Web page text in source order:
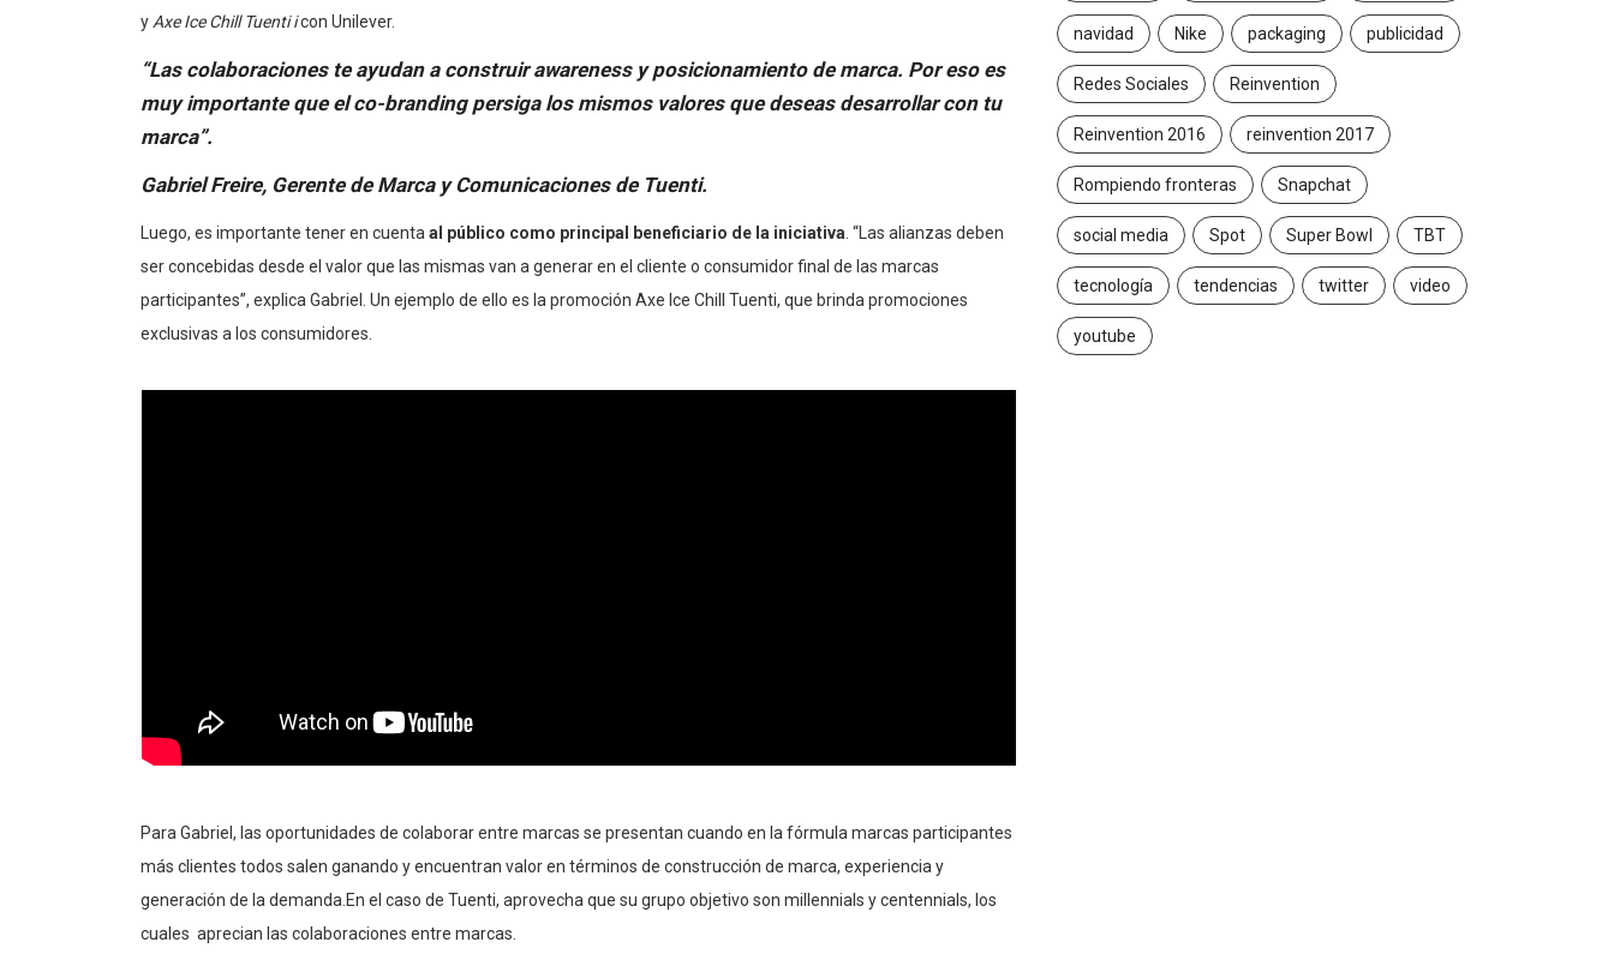
yAxe Ice Chill Tuentiicon Unilever.
“Las colaboraciones te ayudan a construir awareness y posicionamiento de marca. Por eso es
muy importante que el co-branding persiga los mismos valores que deseas desarrollar con tu
marca”.
Gabriel Freire, Gerente de Marca y Comunicaciones de Tuenti.
Luego, es importante tener en cuentaal público como principal beneficiario de la iniciativa. “Las alianzas deben
ser concebidas desde el valor que las mismas van a generar en el cliente o consumidor final de las marcas
participantes”, explica Gabriel. Un ejemplo de ello es la promoción Axe Ice Chill Tuenti, que brinda promociones
exclusivas a los consumidores.
Para Gabriel, las oportunidades de colaborarentre marcas se presentan cuando en la fórmula marcas participantes
más clientes todos salen ganando y encuentran valor en términos de construcción de marca, experiencia y
generación de la demanda.En el caso de Tuenti, aprovecha que su grupo objetivo son millennials y centennials, los
cuales aprecian las colaboraciones entre marcas.
navidad Nike packaging publicidad
Redes Sociales Reinvention
Reinvention 2016 reinvention 2017
Rompiendo fronteras Snapchat
social media Spot Super Bowl TBT
tecnología tendencias twitter video
youtube